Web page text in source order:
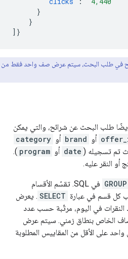
}
}
]}
في طلب البحث، سيتم عرض صف واحد فقط من
طلب البحث عن شرائح، والتي يمكن
أو brand أو category
تم تسجيله ( date أو program
).
النقر عليه.
في SQL. تقسّم الأقسام
كل قسم في عبارة SELECT . يعرض
في اليوم، مرتّبة حسب عدد
الخاص بنطاق زمني. سيتم عرض
على الأقل من المقاييس المطلوبة